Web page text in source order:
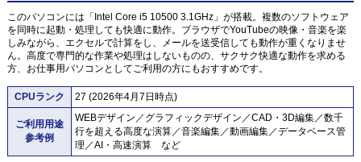
このパソコンには「Intel Core i5 10500 3.1GHz」が搭載。複数のソフトウェア
を同時に起動・処理しても快適に動作。ブラウザでYouTubeの映像・音楽を楽
しみながら、エクセルで計算をし、メールを送受信しても動作が重くなりませ
ん。高度で専門的な作業や処理はしないものの、サクサク快適な動作を求める
方、お仕事用パソコンとしてご利用の方にもおすすめです。
CPUランク 27 (2026年4月7日時点)
ご利用用途
参考例
WEBデザイン／グラフィックデザイン／CAD・3D編集／数千
行を超える高度な演算／音楽編集／動画編集／データベース管
理／AI・高速演算 など